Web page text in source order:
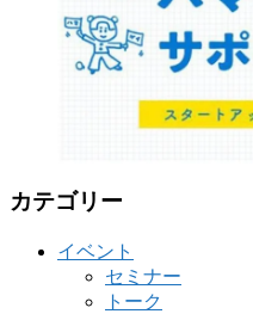
カテゴリー
イベント
セミナー
トーク